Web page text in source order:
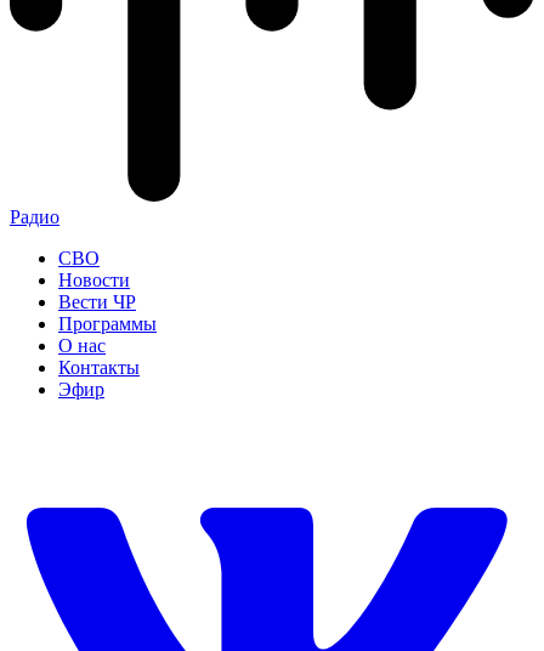
Радио
СВО
Новости
Вести ЧР
Программы
О нас
Контакты
Эфир